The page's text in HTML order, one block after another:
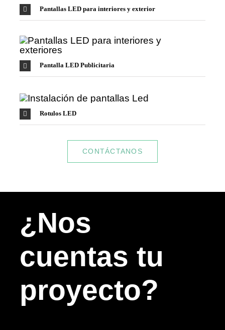
Pantallas LED para interiores y exterior
Pantalla LED Publicitaria
Rotulos LED
CONTÁCTANOS
¿Nos
cuentas tu
proyecto?